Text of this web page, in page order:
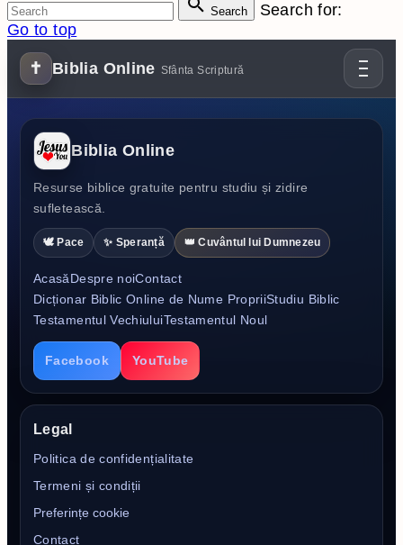
Search
Search for:
Go to top
✝ Biblia Online Sfânta Scriptură
Biblia Online
Resurse biblice gratuite pentru studiu și zidire
sufletească.
🕊️ Pace ✨ Speranță 👑 Cuvântul lui Dumnezeu
AcasăDespre noiContact
Dicționar Biblic Online de Nume PropriiStudiu Biblic
Testamentul VechiuluiTestamentul Noul
Facebook YouTube
Legal
Politica de confidențialitate
Termeni și condiții
Preferințe cookie
Contact